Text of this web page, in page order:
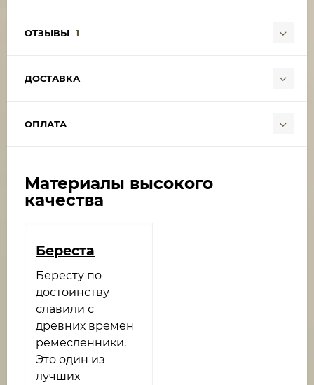
ОТЗЫВЫ 1
ДОСТАВКА
ОПЛАТА
Материалы высокого
качества
Береста
Бересту по
достоинству
славили с
древних времен
ремесленники.
Это один из
лучших